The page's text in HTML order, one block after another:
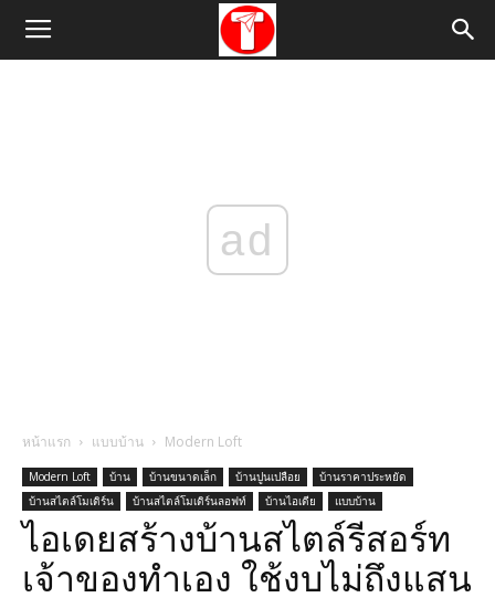
ad
หน้าแรก แบบบ้าน Modern Loft
Modern Loft บ้าน บ้านขนาดเล็ก บ้านปูนเปลือย
บ้านราคาประหยัด
บ้านสไตล์โมเดิร์น
บ้านสไตล์โมเดิร์นลอฟท์ บ้านไอเดีย แบบบ้าน
ไอเดยสร้างบ้านสไตล์รีสอร์ท
เจ้าของทำเอง ใช้งบไม่ถึงแสน